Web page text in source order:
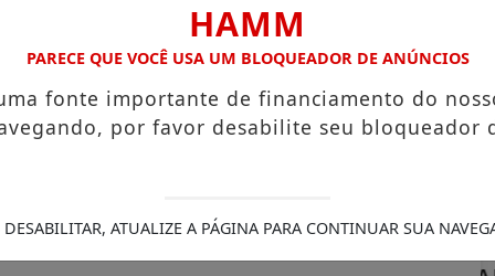
VÍDEOS EVENTOS GASTRONOMIA
HAMM
PARECE QUE VOCÊ USA UM BLOQUEADOR DE ANÚNCIOS
fonte importante de financiamento do
por favor desabilite seu bloqueador
DESABILITAR, ATUALIZE A PÁGINA PARA CONTINUAR SUA